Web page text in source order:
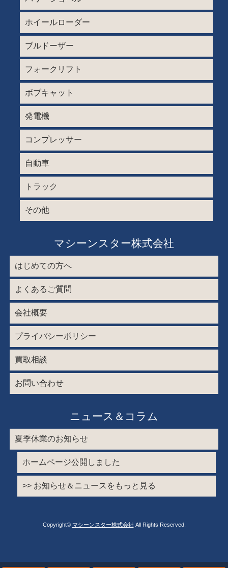
ホイールローダー
ブルドーザー
フォークリフト
ボブキャット
発電機
コンプレッサー
自動車
トラック
その他
マシーンスター株式会社
はじめての方へ
よくあるご質問
会社概要
プライバシーポリシー
買取相談
お問い合わせ
ニュース＆コラム
夏季休業のお知らせ
ホームページ公開しました
>> お知らせ＆ニュースをもっと見る
Copyright© マシーンスター株式会社 All Rights Reserved.